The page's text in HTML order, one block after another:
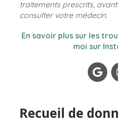
traitements prescrits,
consulter votre médecin.
En savoir plus sur les
moi sur
Recueil de